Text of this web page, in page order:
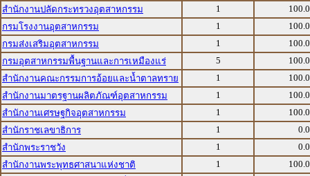
สำนักงานปลัดกระทรวงอุตสาหกรรม
1
กรมโรงงานอุตสาหกรรม
1
กรมส่งเสริมอุตสาหกรรม
1
กรมอุตสาหกรรมพื้นฐานและการเหมืองแร่
5
สำนักงานคณะกรรมการอ้อยและน้ำตาลทราย
1
สำนักงานมาตรฐานผลิตภัณฑ์อุตสาหกรรม
1
สำนักงานเศรษฐกิจอุตสาหกรรม
1
สำนักราชเลขาธิการ
1
สำนักพระราชวัง
1
สำนักงานพระพุทธศาสนาแห่งชาติ
1